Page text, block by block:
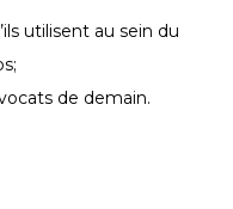
utilisent au sein du
de demain.